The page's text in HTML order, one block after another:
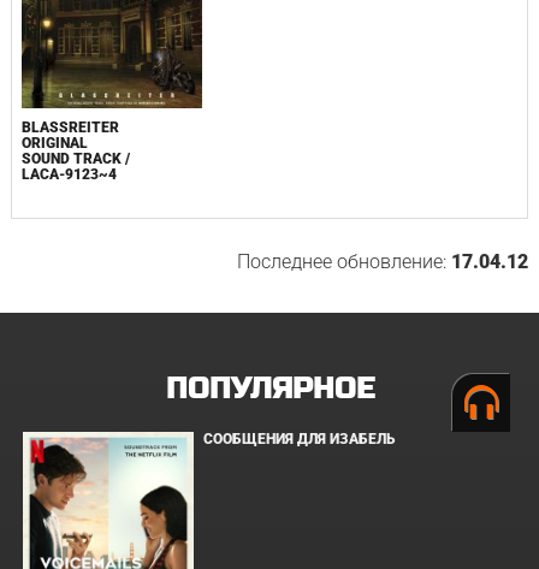
BLASSREITER
ORIGINAL
SOUND TRACK /
LACA-9123~4
Последнее обновление: 17.04.12
ПОПУЛЯРНОЕ
СООБЩЕНИЯ ДЛЯ ИЗАБЕЛЬ